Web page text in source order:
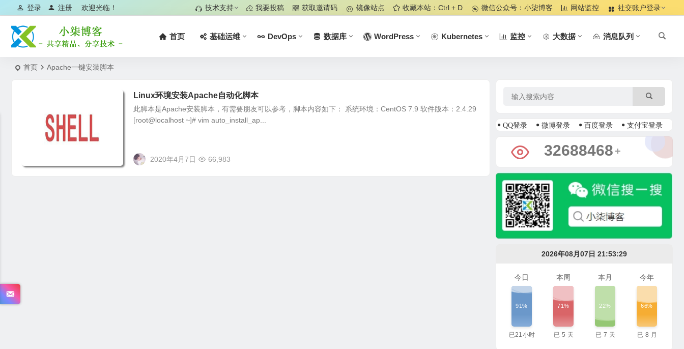
欢迎光临！
登录 注册 技术支持 我要投稿 获取邀请码 镜像站点 收藏本站：Ctrl + D 微信公众号：小柒博客 网站监控 社交账户登录
首页 基础运维 DevOps 数据库 WordPress Kubernetes 监控 大数据 消息队列
首页 Apache一键安装脚本
Linux环境安装Apache自动化脚本
此脚本是Apache安装脚本，有需要朋友可以参考，脚本内容如下： 系统环境：CentOS 7.9 软件版本：2.4.29
[root@localhost ~]# vim auto_install_ap...
2020年4月7日 66,983
QQ登录 微博登录 百度登录 支付宝登录
36730261 +
2026年08月07日 21:53:29
今日
91%
已21小时
本周
71%
已 5 天
本月
22%
已 7 天
今年
66%
已 8 月